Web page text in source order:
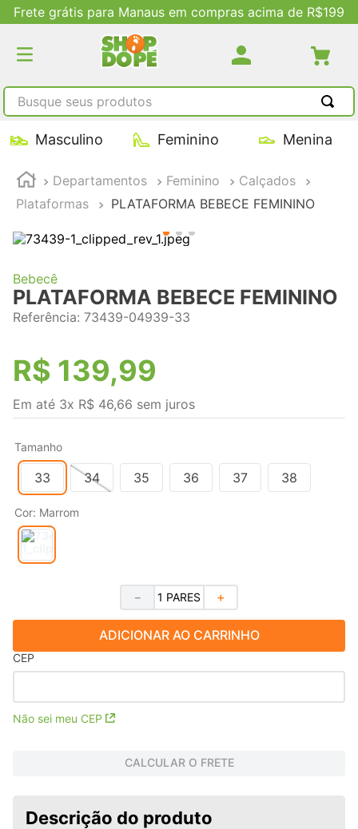
Frete grátis para Manaus em compras acima de R$199
Busque seus produtos
Masculino Feminino Menina
Departamentos Feminino
Calçados
Plataformas
PLATAFORMA BEBECE FEMININO
Bebecê
PLATAFORMA BEBECE FEMININO
Referência: 73439-04939-33
R$ 139,99
Em até 3x R$ 46,66 sem juros
Tamanho
33 34 35 36 37 38
Cor: Marrom
＋
－
ADICIONAR AO CARRINHO
CEP
Não sei meu CEP
CALCULAR O FRETE
Descrição do produto
TERMOS MAIS BUSCADOS
2
tenis feminino
4º
adidas